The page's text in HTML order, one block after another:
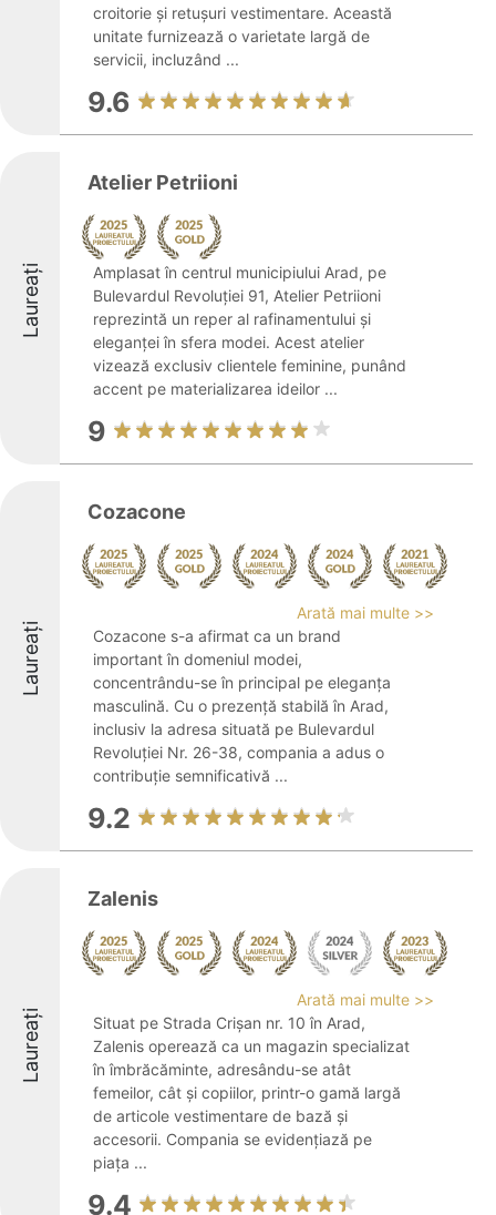
croitorie și retușuri vestimentare. Această
unitate furnizează o varietate largă de
servicii, incluzând ...
9.6
Laureați
Atelier Petriioni
Amplasat în centrul municipiului Arad, pe
Bulevardul Revoluției 91, Atelier Petriioni
reprezintă un reper al rafinamentului și
eleganței în sfera modei. Acest atelier
vizează exclusiv clientele feminine, punând
accent pe materializarea ideilor ...
9
Laureați
Cozacone
Arată mai multe >>
Cozacone s-a afirmat ca un brand
important în domeniul modei,
concentrându-se în principal pe eleganța
masculină. Cu o prezență stabilă în Arad,
inclusiv la adresa situată pe Bulevardul
Revoluției Nr. 26-38, compania a adus o
contribuție semnificativă ...
9.2
Laureați
Zalenis
Arată mai multe >>
Situat pe Strada Crișan nr. 10 în Arad,
Zalenis operează ca un magazin specializat
în îmbrăcăminte, adresându-se atât
femeilor, cât și copiilor, printr-o gamă largă
de articole vestimentare de bază și
accesorii. Compania se evidențiază pe
piața ...
9.4